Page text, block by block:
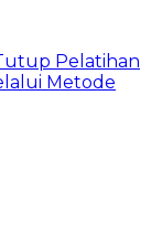
Pelatihan
Metode